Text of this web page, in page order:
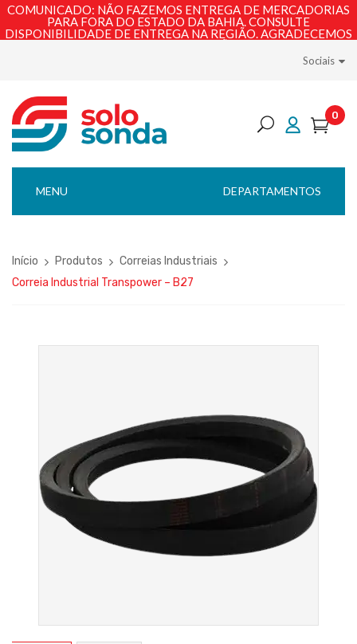
COMUNICADO: NÃO FAZEMOS ENTREGA DE MERCADORIAS
PARA FORA DO ESTADO DA BAHIA. CONSULTE
DISPONIBILIDADE DE ENTREGA NA REGIÃO. AGRADECEMOS
Sociais
0
DEPARTAMENTOS
MENU
Início Produtos
Correias Industriais
Correia Industrial Transpower – B27